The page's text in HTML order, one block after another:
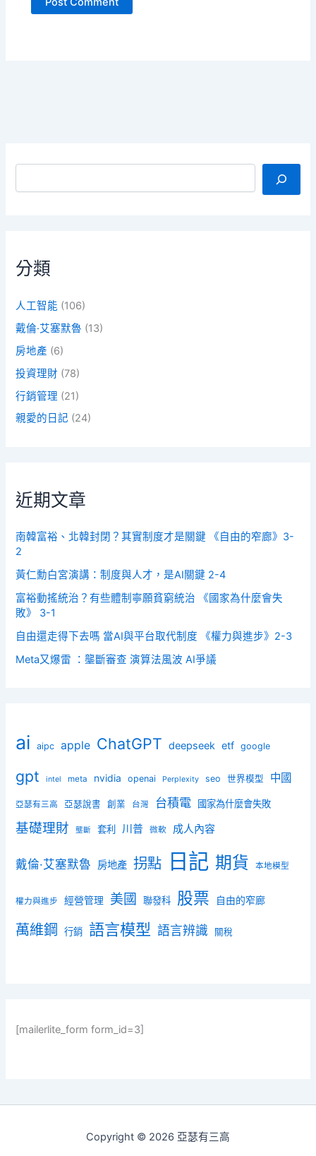
搜尋
分類
人工智能 (106)
戴倫·艾塞默魯 (13)
房地產 (6)
投資理財 (78)
行銷管理 (21)
親愛的日記 (24)
近期文章
南韓富裕、北韓封閉？其實制度才是關鍵 《自由的窄廊》3-
2
黃仁勳白宮演講：制度與人才，是AI關鍵 2-4
富裕動搖統治？有些體制寧願貧窮統治 《國家為什麼會失
敗》 3-1
自由還走得下去嗎 當AI與平台取代制度 《權力與進步》2-3
Meta又爆雷 ：壟斷審查 演算法風波 AI爭議
ai aipc apple ChatGPT deepseek etf google
gpt intel meta nvidia openai Perplexity seo 世界模型 中國
亞瑟有三高 亞瑟說書 創業 台灣 台積電 國家為什麼會失敗
基礎理財 壟斷 套利 川普 微軟 成人內容
戴倫·艾塞默魯 房地產 拐點 日記 期貨 本地模型
權力與進步 經營管理 美國 聯發科 股票 自由的窄廊
萬維鋼 行銷 語言模型 語言辨識 關稅
[mailerlite_form form_id=3]
Copyright © 2026 亞瑟有三高